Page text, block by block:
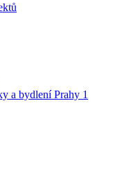
a bydlení Prahy 1